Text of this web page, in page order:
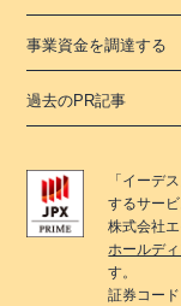
事業資金を調達する
過去のPR記事
「 イーデス
するサービ
株式会社
ホールデ
す。
証券コー